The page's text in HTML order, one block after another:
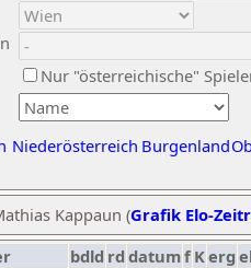
Nur "österreichische"
Niederösterreich Burgenland
Kappaun (Grafik Elo-
bdld rd datumf Kerg